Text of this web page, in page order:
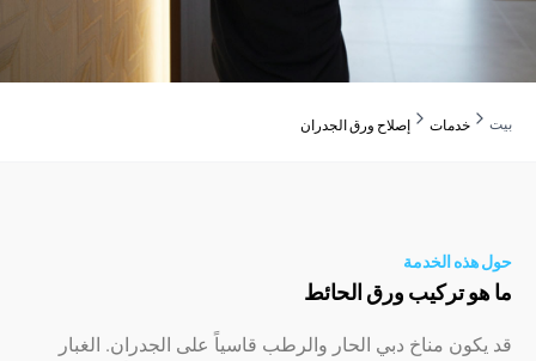
خدمات إصلاح ورق الجدران
الخدمة
تركيب ورق الحائط
مناخ دبي الحار والرطب قاسياً على الجدران. الغبار